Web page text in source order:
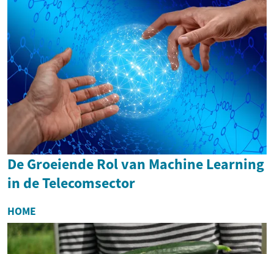
De Groeiende Rol van Machine Learning
in de Telecomsector
HOME